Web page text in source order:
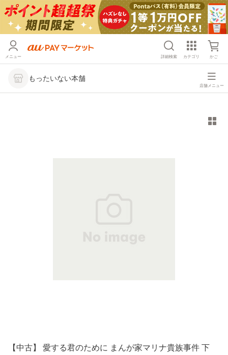
メニュー 詳細検索 カテゴリ かご
もったいない本舗
店舗メニュー
【中古】 愛する君のために まんが家マリナ貴族事件 下